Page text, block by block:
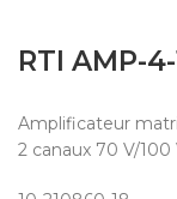
RTI AMP-
Amplificateur
2 canaux 70 V/100